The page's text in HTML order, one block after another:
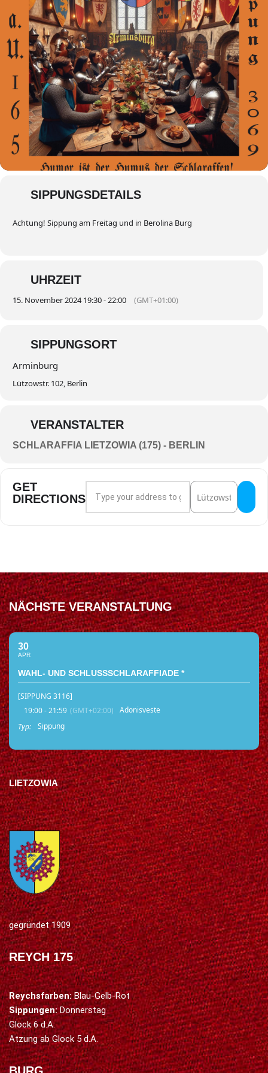
SIPPUNGSDETAILS
Achtung! Sippung am Freitag und in Berolina Burg
UHRZEIT
15. November 2024 19:30 - 22:00 (GMT+01:00)
SIPPUNGSORT
Arminburg
Lützowstr. 102, Berlin
VERANSTALTER
SCHLARAFFIA LIETZOWIA (175) - BERLIN
GET
DIRECTIONS
Address - Gemeinschaftssippung 175, 2
Destination
NÄCHSTE VERANSTALTUNG
30
APR
WAHL- UND SCHLUSSSCHLARAFFIADE *
[SIPPUNG 3116]
19:00 - 21:59 (GMT+02:00)
Adonisveste
Typ:
Sippung
LIETZOWIA
gegründet 1909
REYCH 175
Reychsfarben:Blau-Gelb-Rot
Sippungen:Donnerstag
Glock 6 d.A.
Atzung ab Glock 5 d.A.